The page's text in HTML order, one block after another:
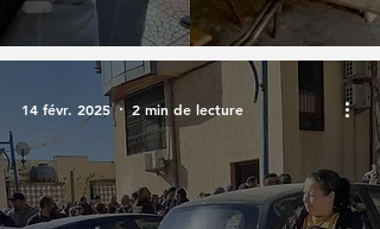
14 févr. 2025 2 min de lecture